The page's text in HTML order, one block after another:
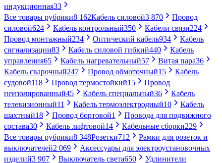
индукционная33
Все товары рубрики8 162Кабель силовой3 870
Провод
силовой624 Кабель контрольный350 Кабели связи224
Провод монтажный234 Оптический кабель934
Кабель
сигнализации83 Кабель силовой гибкий440
Кабель
управления65 Кабель нагревательный57 Витая пара36
Кабель сварочный247 Провод обмоточный15
Кабель
судовой118 Провод термостойкий15
Провод
неизолированный45 Кабель специальный36
Кабель
телевизионный11 Кабель термоэлектродный10
Кабель
шахтный18 Провод бортовой1
Провода для подвижного
состава30 Кабель лифтовой14 Кабельные сборки229
Все товары рубрики8 348Розетки712
Рамки для розеток и
выключателей2 069
Аксессуары для электроустановочных
изделий3 907 Выключатель света650
Удлинители